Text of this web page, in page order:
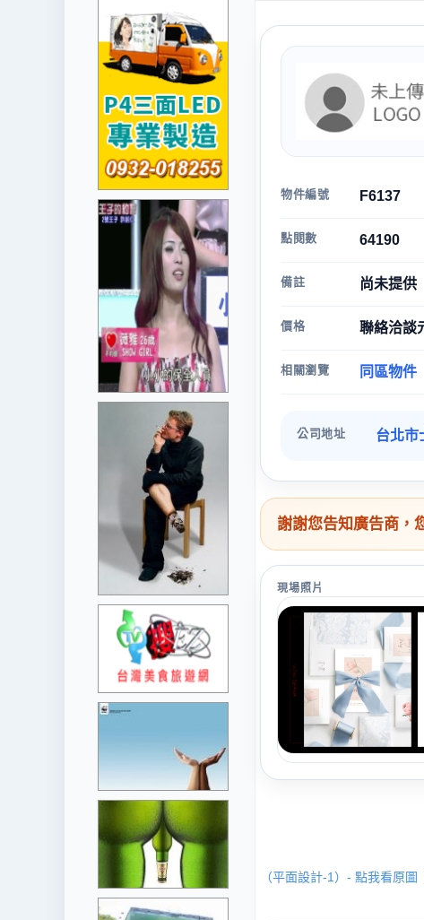
物件編號 F6137
點閱數 64190
備註 尚未提供
價格 聯絡洽談
相關瀏覽 同區物件
公司地址 台北市
謝謝您告知廣告商，
現場照片
（平面設計-1）- 點我看原圖